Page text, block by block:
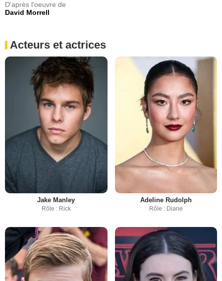
D'après l'oeuvre de
David Morrell
Acteurs et actrices
Jake Manley
Rôle : Rick
Adeline Rudolph
Rôle : Diane